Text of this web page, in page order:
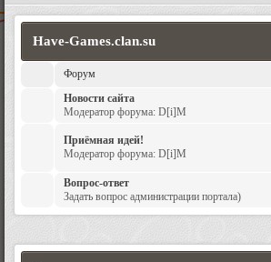
Have-Games.clan.su
Форум
Новости сайта
Модератор форума: D[i]M
Приёмная идей!
Модератор форума: D[i]M
Вопрос-ответ
Задать вопрос администрации портала)